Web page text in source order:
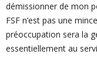
démissionner de mon
FSF n’est pas une
préoccupation sera la
essentiellement au